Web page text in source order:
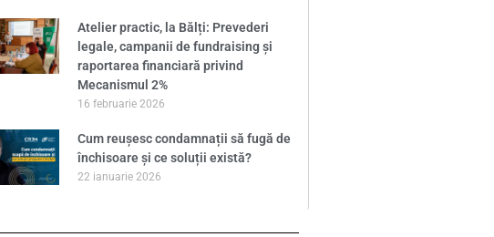
Atelier practic, la Bălți: Prevederi
legale, campanii de fundraising și
raportarea financiară privind
Mecanismul 2%
16 februarie 2026
Cum reușesc condamnații să fugă de
închisoare și ce soluții există?
22 ianuarie 2026